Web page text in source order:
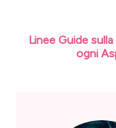
Linee Guide
ogni